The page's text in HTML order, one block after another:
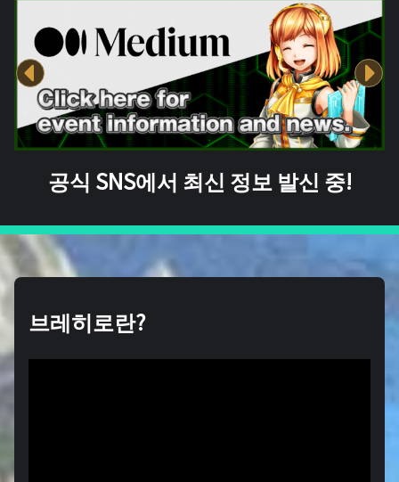
공식 SNS에서 최신 정보 발신 중!
브레히로란?